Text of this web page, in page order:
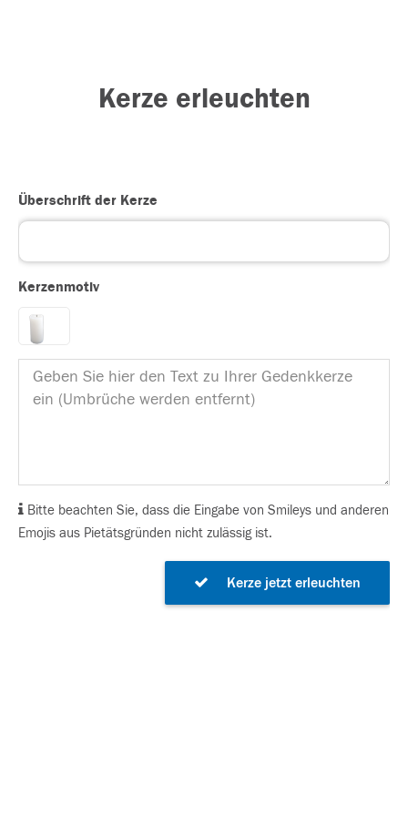
Kerze erleuchten
Überschrift der Kerze
Kerzenmotiv
Bitte beachten Sie, dass die Eingabe von Smileys und anderen
Emojis aus Pietätsgründen nicht zulässig ist.
Kerze jetzt erleuchten